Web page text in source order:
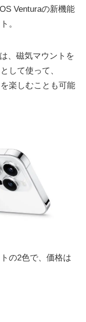
Venturaの新機能
。
、磁気マウントを
して使って、
楽しむことも可能
の2色で、価格は